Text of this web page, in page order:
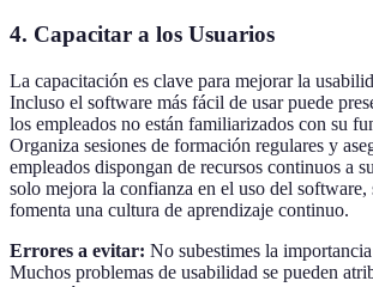
4. Capacitar a los Usuarios
La capacitación es clave para mejorar la
Incluso el software más fácil de usar puede
los empleados no están familiarizados con su
Organiza sesiones de formación regulares y
empleados dispongan de recursos continuos a
solo mejora la confianza en el uso del software,
fomenta una cultura de aprendizaje continuo.
Errores a evitar: No subestimes la
Muchos problemas de usabilidad se pueden